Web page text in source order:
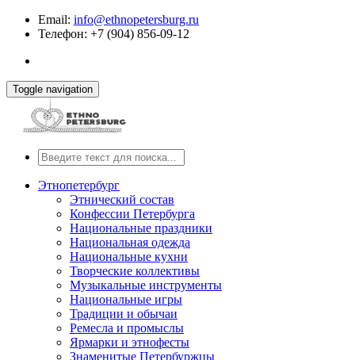
Email: info@ethnopetersburg.ru
Телефон: +7 (904) 856-09-12
Toggle navigation
Этнопетербург
Этнический состав
Конфессии Петербурга
Национальные праздники
Национальная одежда
Национальные кухни
Творческие коллективы
Музыкальные инструменты
Национальные игры
Традиции и обычаи
Ремесла и промыслы
Ярмарки и этнофесты
Знаменитые Петербуржцы